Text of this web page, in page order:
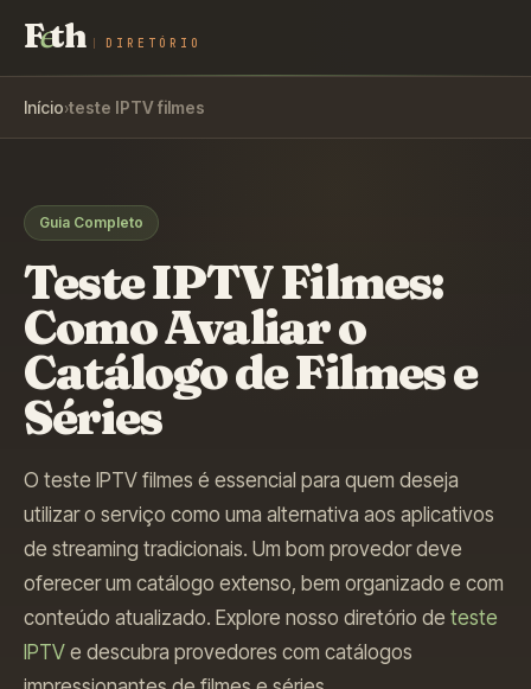
Feth DIRETÓRIO
Início›teste IPTV filmes
Guia Completo
Teste IPTV Filmes:
Como Avaliar o
Catálogo de Filmes e
Séries
O teste IPTV filmes é essencial para quem deseja
utilizar o serviço como uma alternativa aos aplicativos
de streaming tradicionais. Um bom provedor deve
oferecer um catálogo extenso, bem organizado e com
conteúdo atualizado. Explore nosso diretório de teste
IPTV e descubra provedores com catálogos